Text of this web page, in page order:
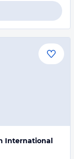
International